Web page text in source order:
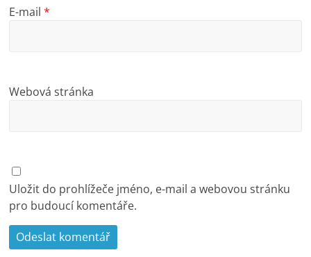
E-mail*
Webová stránka
Uložit do prohlížeče jméno, e-mail a webovou stránku
pro budoucí komentáře.